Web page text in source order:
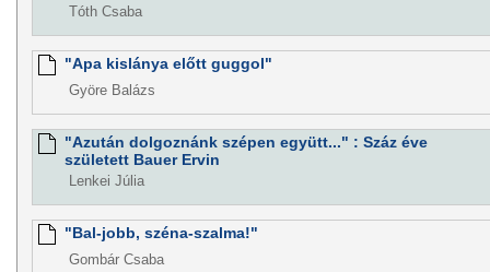
Tóth Csaba
"Apa kislánya előtt guggol"
Györe Balázs
"Azután dolgoznánk szépen együtt..." : Száz éve
született Bauer Ervin
Lenkei Júlia
"Bal-jobb, széna-szalma!"
Gombár Csaba